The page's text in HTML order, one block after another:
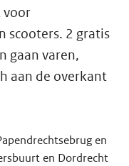
voor
scooters. 2 gratis
gaan varen,
aan de overkant
en
en Dordrecht